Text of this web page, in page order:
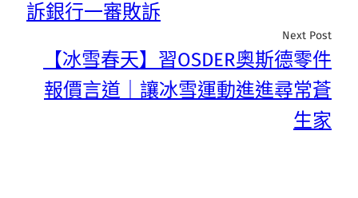
訴銀行一審敗訴
Next Post
【冰雪春天】習OSDER奧斯德零件
報價言道｜讓冰雪運動進進尋常蒼
生家